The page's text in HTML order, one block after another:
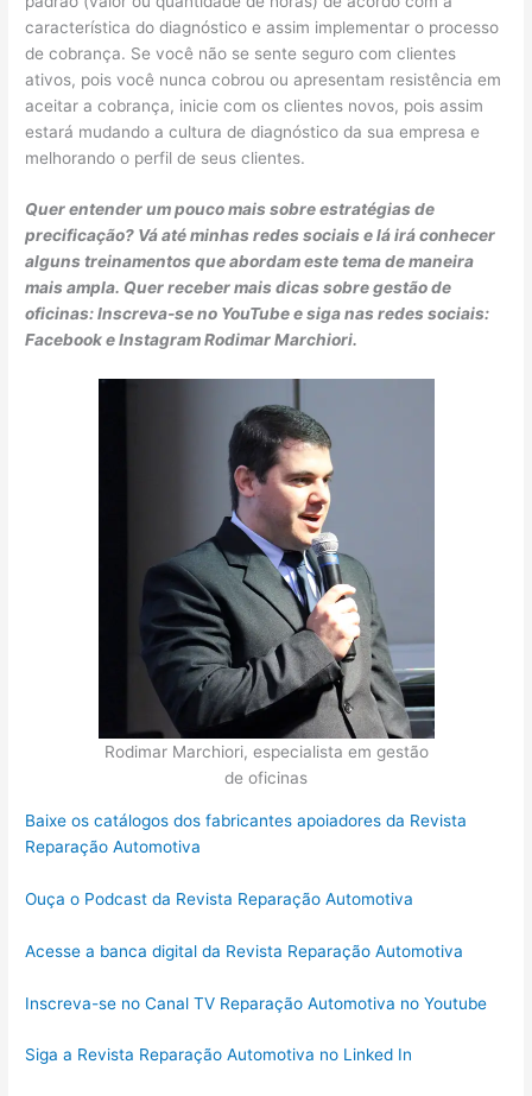
característica do diagnóstico e assim implementar o processo
de cobrança. Se você não se sente seguro com clientes
ativos, pois você nunca cobrou ou apresentam resistência em
aceitar a cobrança, inicie com os clientes novos, pois assim
estará mudando a cultura de diagnóstico da sua empresa e
melhorando o perfil de seus clientes.
Quer entender um pouco mais sobre estratégias de
precificação? Vá até minhas redes sociais e lá irá conhecer
alguns treinamentos que abordam este tema de maneira
mais ampla. Quer receber mais dicas sobre gestão de
oficinas: Inscreva-se no YouTube e siga nas redes sociais:
Facebook e Instagram Rodimar Marchiori.
Rodimar Marchiori, especialista em gestão
de oficinas
Baixe os catálogos dos fabricantes apoiadores da Revista
Reparação Automotiva
Ouça o Podcast da Revista Reparação Automotiva
Acesse a banca digital da Revista Reparação Automotiva
Inscreva-se no Canal TV Reparação Automotiva no Youtube
Siga a Revista Reparação Automotiva no Linked In